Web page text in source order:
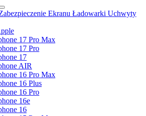
Ekranu Ładowarki Uchwyty
17 Pro Max
17 Pro
17
AIR
16 Pro Max
16 Plus
16 Pro
16e
16